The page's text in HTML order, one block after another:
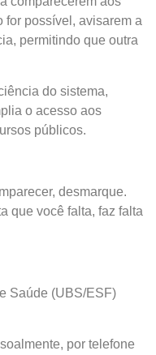
for possível, avisarem a
permitindo que outra
do sistema,
o acesso aos
públicos.
desmarque.
que você falta, faz falta
Saúde (UBS/ESF)
por telefone